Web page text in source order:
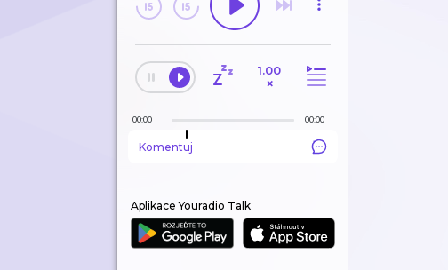
1.00
×
00:00 00:00
Komentuj
Aplikace Youradio Talk